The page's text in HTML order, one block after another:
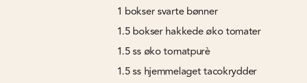
1 bokser svarte bønner
1.5 bokser hakkede øko tomater
1.5ssøko tomatpurè
1.5ss hjemmelaget tacokrydder